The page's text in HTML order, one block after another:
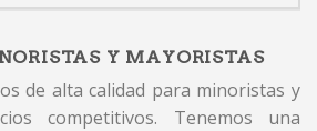
Y MAYORISTAS
de alta calidad para minoristas y
competitivos. Tenemos una